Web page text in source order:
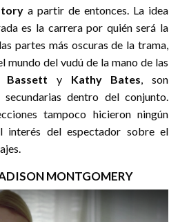
a partir de entonces. La idea
es la carrera por quién será la
partes más oscuras de la trama,
mundo del vudú de la mano de las
Bassett y Kathy Bates, son
secundarias dentro del conjunto.
tampoco hicieron ningún
interés del espectador sobre el
MONTGOMERY